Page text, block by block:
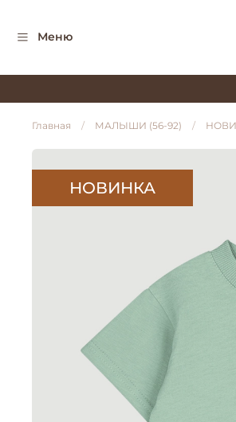
Меню
Главная МАЛЫШИ (56-92)
НОВИНКА